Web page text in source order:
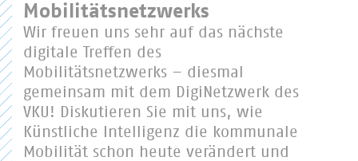
Mobilitätsnetzwerks
Wir freuen uns sehr auf das nächste
digitale Treffen des
Mobilitätsnetzwerks – diesmal
gemeinsam mit dem DigiNetzwerk des
VKU! Diskutieren Sie mit uns, wie
Künstliche Intelligenz die kommunale
Mobilität schon heute verändert und